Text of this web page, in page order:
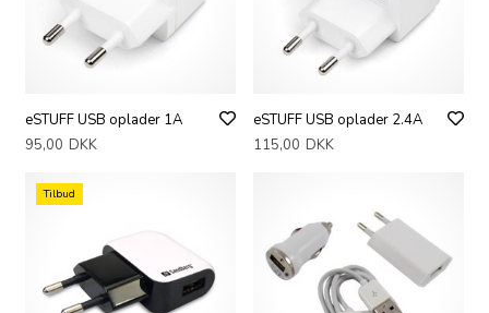
eSTUFF USB oplader 1A
95,00 DKK
eSTUFF USB oplader 2.4A
115,00 DKK
Tilbud